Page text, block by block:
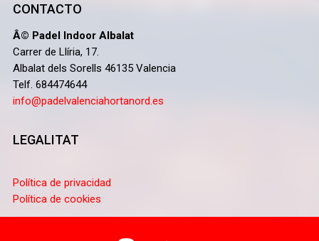
CONTACTO
Â© Padel Indoor Albalat
Carrer de Llíria, 17.
Albalat dels Sorells 46135 Valencia
Telf. 684474644
info@padelvalenciahortanord.es
LEGALITAT
Política de privacidad
Política de cookies